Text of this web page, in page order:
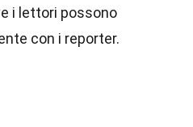
i lettori possono
con i reporter.